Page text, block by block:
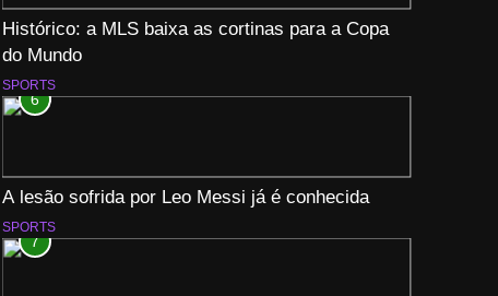
Histórico: a MLS baixa as cortinas para a Copa
do Mundo
SPORTS
6
A lesão sofrida por Leo Messi já é conhecida
SPORTS
7